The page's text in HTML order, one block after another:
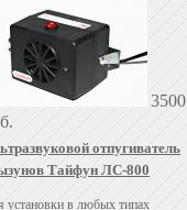
3500
отпугиватель
Тайфун ЛС-800
установки в любых типах